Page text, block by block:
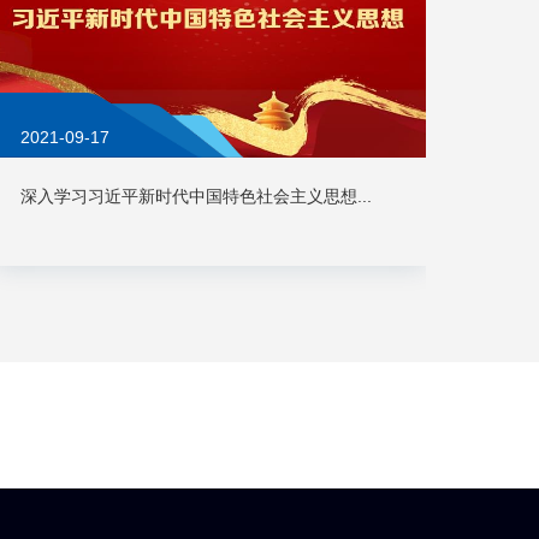
2021-09-17
深入学习习近平新时代中国特色社会主义思想...